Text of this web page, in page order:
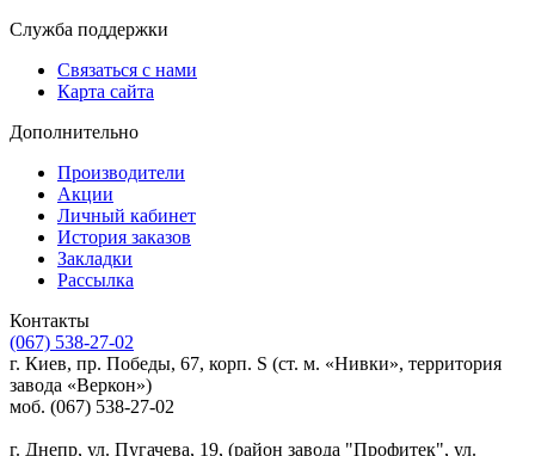
Служба поддержки
Связаться с нами
Карта сайта
Дополнительно
Производители
Акции
Личный кабинет
История заказов
Закладки
Рассылка
Контакты
(067) 538-27-02
г. Киев, пр. Победы, 67, корп. S (ст. м. «Нивки», территория
завода «Веркон»)
моб. (067) 538-27-02
г. Днепр, ул. Пугачева, 19, (район завода "Профитек", ул.